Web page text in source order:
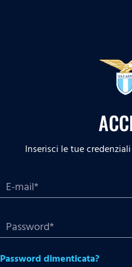
Inserisci le tue
Password dimenticata?